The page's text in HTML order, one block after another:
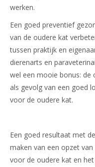
werken.
Een goed preventief
van de oudere kat
tussen praktijk en
dierenarts en
wel een mooie bonus: de
als gevolg van een goed
voor de oudere kat.
Een goed resultaat met
maken van een opzet
voor de oudere kat en